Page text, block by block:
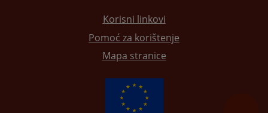
Korisni linkovi
Pomoć za korištenje
Mapa stranice